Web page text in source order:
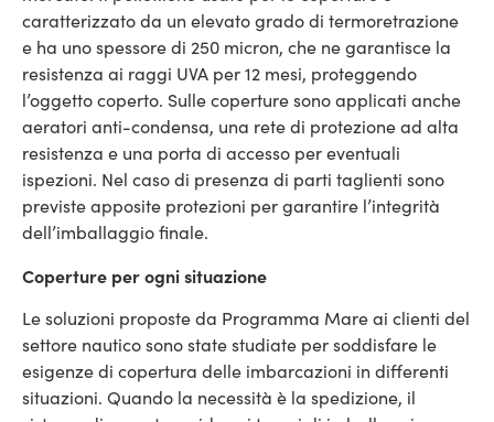
caratterizzato da un elevato grado di termoretrazione
e ha uno spessore di 250 micron, che ne garantisce la
resistenza ai raggi UVA per 12 mesi, proteggendo
l’oggetto coperto. Sulle coperture sono applicati anche
aeratori anti-condensa, una rete di protezione ad alta
resistenza e una porta di accesso per eventuali
ispezioni. Nel caso di presenza di parti taglienti sono
previste apposite protezioni per garantire l’integrità
dell’imballaggio finale.
Coperture per ogni situazione
Le soluzioni proposte da Programma Mare ai clienti del
settore nautico sono state studiate per soddisfare le
esigenze di copertura delle imbarcazioni in differenti
situazioni. Quando la necessità è la spedizione, il